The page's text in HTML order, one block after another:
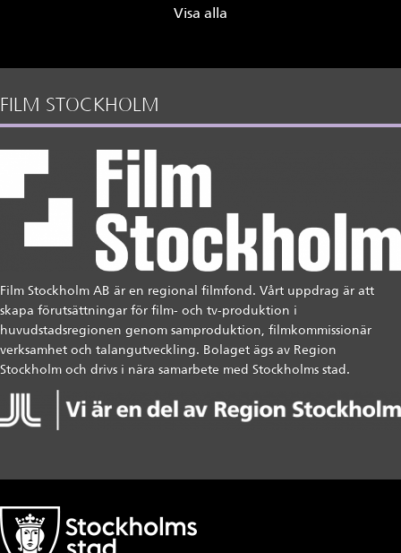
Visa alla
FILM STOCKHOLM
Film Stockholm AB är en regional filmfond. Vårt uppdrag är att
skapa förutsättningar för film- och tv-produktion i
huvudstadsregionen genom samproduktion, filmkommissionär
verksamhet och talangutveckling. Bolaget ägs av Region
Stockholm och drivs i nära samarbete med Stockholms stad.